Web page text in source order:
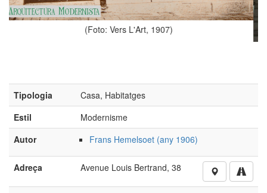
(Foto: Valentí Pons
Tipologia
Casa, Habitatges
Autor
Frans Hemelsoet (any 1906)